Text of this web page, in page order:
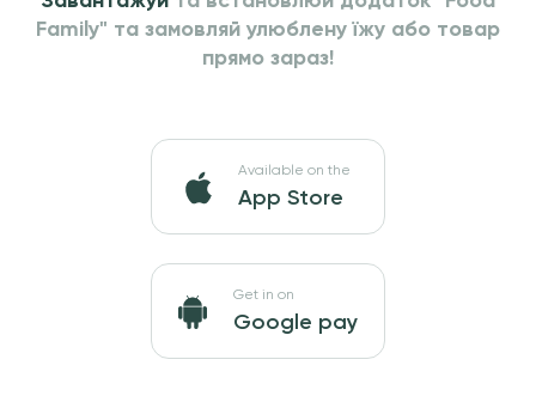
Family" та замовляй улюблену їжу або товар
прямо зараз!
Available on the
App Store
Get in on
Google pay